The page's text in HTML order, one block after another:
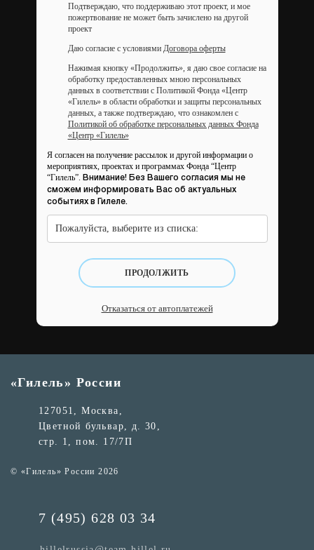
Подтверждаю, что поддерживаю этот проект, и мое
пожертвование не может быть зачислено на другой
проект
Даю согласие с условиями Договора оферты
Нажимая кнопку «Продолжить», я даю свое согласие на
обработку предоставленных мною персональных
данных в соответствии с Политикой Фонда «Центр
«Гилель» в области обработки и защиты персональных
данных, а также подтверждаю, что ознакомлен с
Политикой об обработке персональных данных Фонда
«Центр «Гилель»
Я согласен на получение рассылок и другой информации о
мероприятиях, проектах и программах Фонда “Центр
“Гилель”. Внимание! Без Вашего согласия мы не
сможем информировать Вас об актуальных
событиях в Гилеле.
Пожалуйста, выберите из списка:
ПРОДОЛЖИТЬ
Отказаться от автоплатежей
«Гилель» России
127051, Москва,
Цветной бульвар, д. 30,
стр. 1, пом. 17/7П
© «Гилель» России 2026
7 (495) 628 03 34